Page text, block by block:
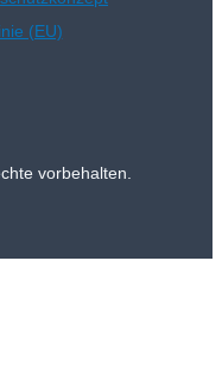
(EU)
vorbehalten.